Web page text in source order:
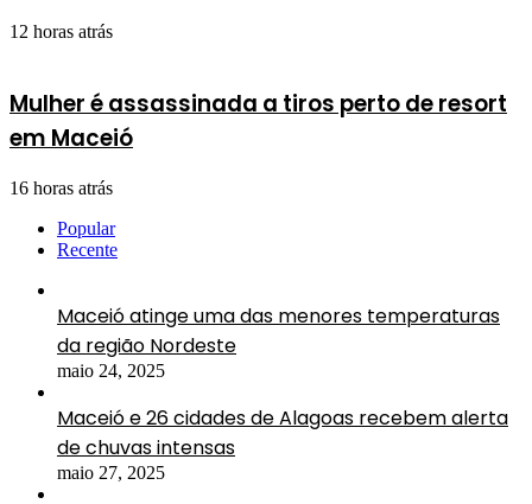
12 horas atrás
Mulher é assassinada a tiros perto de resort
em Maceió
16 horas atrás
Popular
Recente
Maceió atinge uma das menores temperaturas
da região Nordeste
maio 24, 2025
Maceió e 26 cidades de Alagoas recebem alerta
de chuvas intensas
maio 27, 2025